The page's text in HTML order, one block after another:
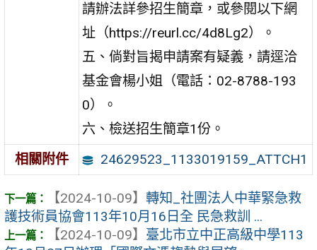
請辦法詳參招生簡章，或參閱以下網
址（https://reurl.cc/4d8Lg2）。
五、倘對旨揭申請案有疑義，請逕洽
基金會楊小姐（電話：02-8788-193
0）。
六、檢送招生簡章1份。
相關附件
24629523_1133019159_ATTCH1
【2024-10-09】 轉知_社團法人中華緊急救
護技術員協會113年10月16日全 民急救訓 ...
【2024-10-09】 臺北市立中正高級中學113